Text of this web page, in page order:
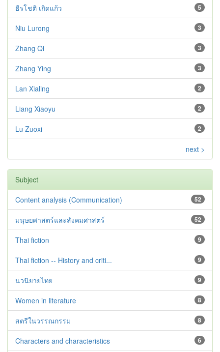
5
ธีรโชติ เกิดแก้ว
3
Niu Lurong
3
Zhang Qi
3
Zhang Ying
2
Lan Xialing
2
Liang Xiaoyu
2
Lu Zuoxi
next >
Subject
52
Content analysis (Communication)
52
มนุษยศาสตร์และสังคมศาสตร์
9
Thai fiction
9
Thai fiction -- History and criti...
9
นวนิยายไทย
8
Women in literature
8
สตรีในวรรณกรรม
6
Characters and characteristics